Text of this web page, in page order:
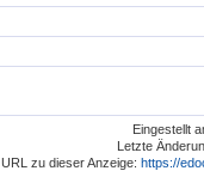
Eingestellt
Letzte
URL zu dieser Anzeige: https://